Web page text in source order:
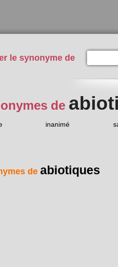
le synonyme de
de
inanimé
de abiotiques